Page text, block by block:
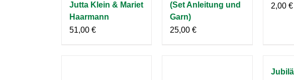
Jutta Klein & Mariet
Haarmann
51,00 €
(Set Anleitung und
Garn)
25,00€
2,00 €